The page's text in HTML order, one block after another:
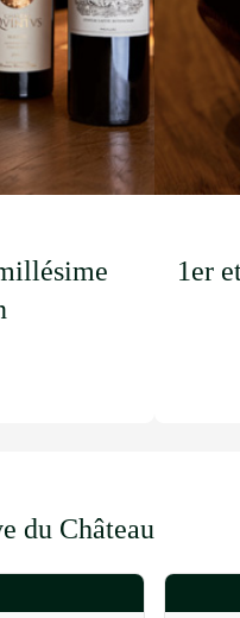
1er
du Château